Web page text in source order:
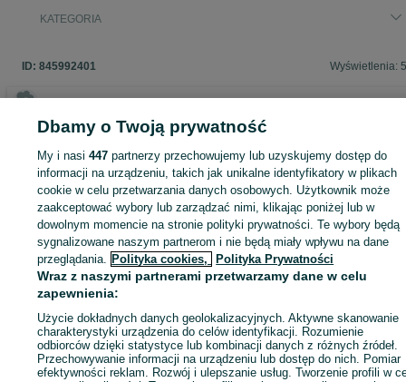
KATEGORIA
ID: 845992401 Wyświetlenia:
Zaloguj się lub załóż konto na OLX, aby skontaktować się z
sprzedającym
Zaloguj się / Załóż konto
Kup
Dbamy o Twoją prywatność
My i nasi447 partnerzy przechowujemy lub uzyskujemy dostęp do
informacji na urządzeniu, takich jak unikalne identyfikatory w plikach
cookie w celu przetwarzania danych osobowych. Użytkownik może
zaakceptować wybory lub zarządzać nimi, klikając poniżej lub w
dowolnym momencie na stronie polityki prywatności. Te wybory będą
sygnalizowane naszym partnerom i nie będą miały wpływu na dane
przeglądania. Polityka cookies, Polityka Prywatności
Wraz z naszymi partnerami przetwarzamy dane w celu
zapewnienia:
Użycie dokładnych danych geolokalizacyjnych. Aktywne skanowanie
charakterystyki urządzenia do celów identyfikacji. Rozumienie
odbiorców dzięki statystyce lub kombinacji danych z różnych źródeł.
Przechowywanie informacji na urządzeniu lub dostęp do nich. Pomiar
efektywności reklam. Rozwój i ulepszanie usług. Tworzenie profili w